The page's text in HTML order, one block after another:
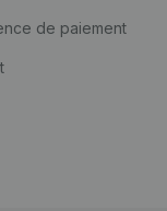
de paiement